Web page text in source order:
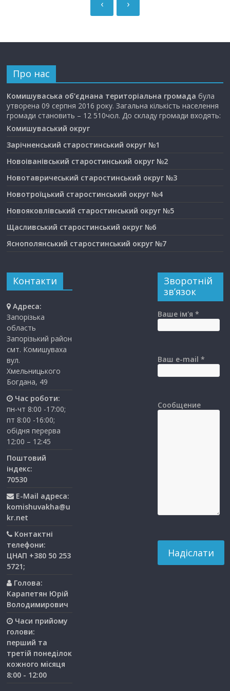
›
‹
Про нас
Комишуваська об’єднана територіальна громада була
утворена 09 серпня 2016 року. Загальна кількість населення
громади становить – 12 510чол. До складу громади входять:
Комишуваський округ
Зарічненський старостинський округ №1
Новоіванівський старостинський округ №2
Новотавричеський старостинський округ №3
Новотроїцький старостинський округ №4
Новояковлівський старостинський округ №5
Щасливський старостинський округ №6
Яснополянський старостинський округ №7
Контакти
Адреса:
Запорізька
область
Запорізький район
смт. Комишуваха
вул.
Хмельницького
Богдана, 49
Час роботи:
пн-чт 8:00 -17:00;
пт 8:00 -16:00;
обідня перерва
12:00 – 12:45
Поштовий
індекс:
70530
E-Mail адреса:
komishuvakha@u
kr.net
Контактні
телефони:
ЦНАП +380 50 253
5721;
Голова:
Карапетян Юрій
Володимирович
Часи прийому
голови:
перший та
третiй понедiлок
кожного мiсяця
8:00 - 12:00
Зворотній
зв’язок
Ваше ім'я *
Ваш e-mail *
Сообщение